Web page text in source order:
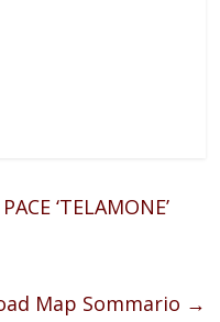
‘TELAMONE’
Map Sommario →